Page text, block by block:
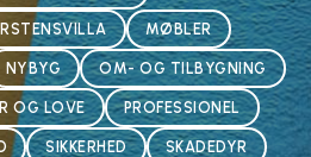
MØBLER
NYBYG OM- OG TILBYGNING
OG LOVE PROFESSIONEL
SIKKERHED SKADEDYR